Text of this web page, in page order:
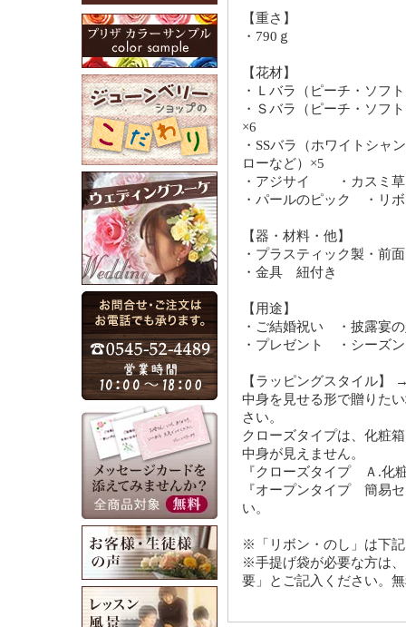
【重さ】
・790ｇ
【花材】
・Ｌバラ（ピーチ・ソフ
・Ｓバラ（ピーチ・ソフ
×6
・SSバラ（ホワイトシャ
ローなど）×5
・アジサイ ・カスミ
・パールのピック ・
【器・材料・他】
・プラスティック製・前
・金具 紐付き
【用途】
・ご結婚祝い ・披露
・プレゼント ・シーズ
【ラッピングスタイル】
中身を見せる形で贈りた
さい。
クローズタイプは、化粧
中身が見えません。
『クローズタイプ Ａ.化
『オープンタイプ 簡易
い。
※「リボン・のし」は下
※手提げ袋が必要な方は
要」とご記入ください。